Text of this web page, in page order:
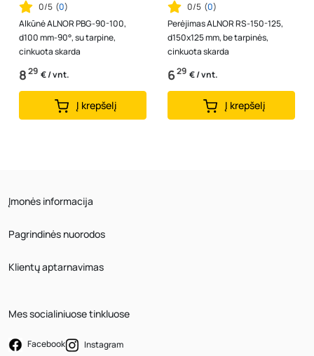
0/5 (0)
Alkūnė ALNOR PBG-90-100,
d100 mm-90°, su tarpine,
cinkuota skarda
829 € / vnt.
Į krepšelį
0/5 (0)
Perėjimas ALNOR RS-150-125,
d150x125 mm, be tarpinės,
cinkuota skarda
629 € / vnt.
Į krepšelį
Įmonės informacija
Pagrindinės nuorodos
Klientų aptarnavimas
Mes socialiniuose tinkluose
Facebook Instagram